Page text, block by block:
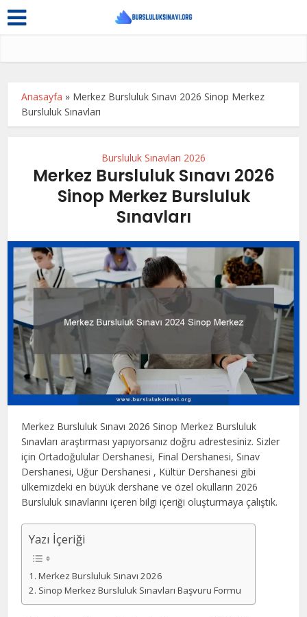
Anasayfa » Merkez Bursluluk Sınavı 2026 Sinop Merkez
Bursluluk Sınavları
Bursluluk Sınavları 2026
Merkez Bursluluk Sınavı 2026
Sinop Merkez Bursluluk
Sınavları
Merkez Bursluluk Sınavı 2026 Sinop Merkez Bursluluk
Sınavları araştırması yapıyorsanız doğru adrestesiniz. Sizler
için Ortadoğulular Dershanesi, Final Dershanesi, Sınav
Dershanesi, Uğur Dershanesi , Kültür Dershanesi gibi
ülkemizdeki en büyük dershane ve özel okulların 2026
Bursluluk sınavlarını içeren bilgi içeriği oluşturmaya çalıştık.
Yazı İçeriği
Merkez Bursluluk Sınavı 2026
Sinop Merkez Bursluluk Sınavları Başvuru Formu